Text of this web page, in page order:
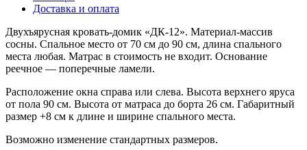
Доставка и оплата
Двухъярусная кровать-домик «ДК-12». Материал-массив
сосны. Спальное место от 70 см до 90 см, длина спального
места любая. Матрас в стоимость не входит. Основание
реечное — поперечные ламели.
Расположение окна справа или слева. Высота верхнего яруса
от пола 90 см. Высота от матраса до борта 26 см. Габаритный
размер +8 см к длине и ширине спального места.
Возможно изменение стандартных размеров.